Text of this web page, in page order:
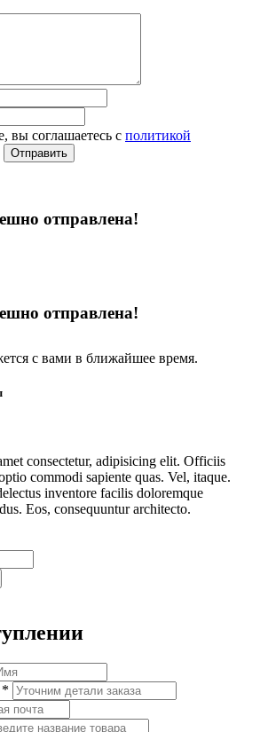
вы соглашаетесь с политикой
Отправить
отправлена!
отправлена!
с вами в ближайшее время.
consectetur, adipisicing elit. Officiis
commodi sapiente quas. Vel, itaque.
inventore facilis doloremque
Eos, consequuntur architecto.
*